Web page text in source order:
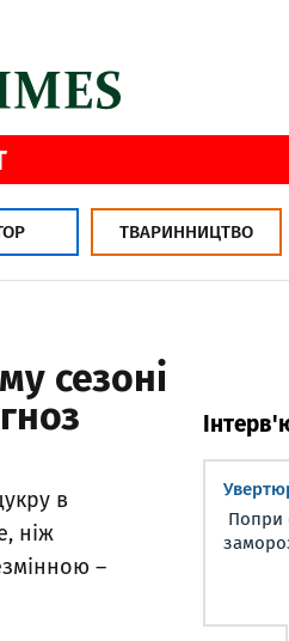
ТВАРИННИЦТВО
сезоні
в
ніж
–
Попри